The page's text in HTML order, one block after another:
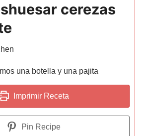
cerezas
una botella y una pajita
Imprimir Receta
Pin Recipe